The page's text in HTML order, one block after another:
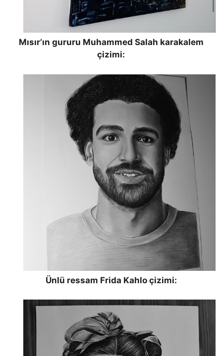
Mısır’ın gururu Muhammed Salah karakalem
çizimi:
Ünlü ressam Frida Kahlo çizimi: